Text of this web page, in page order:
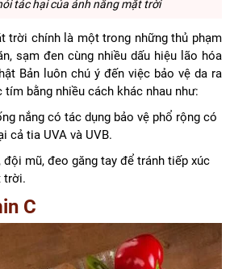
tác hại của ánh nắng mặt trời
trời chính là một trong những thủ phạm
sạm đen cùng nhiều dấu hiệu lão hóa
Bản luôn chú ý đến việc bảo vệ da ra
bằng nhiều cách khác nhau như:
nắng có tác dụng bảo vệ phổ rộng có
cả tia UVA và UVB.
đội mũ, đeo găng tay để tránh tiếp xúc
trời.
C